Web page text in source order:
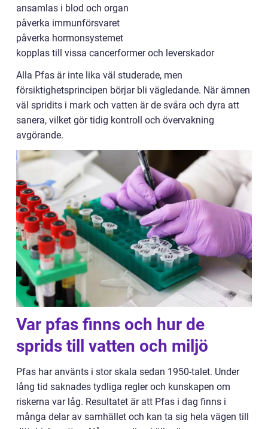
ansamlas i blod och organ
påverka immunförsvaret
påverka hormonsystemet
kopplas till vissa cancerformer och leverskador
Alla Pfas är inte lika väl studerade, men
försiktighetsprincipen börjar bli vägledande. När ämnen
väl spridits i mark och vatten är de svåra och dyra att
sanera, vilket gör tidig kontroll och övervakning
avgörande.
Var pfas finns och hur de
sprids till vatten och miljö
Pfas har använts i stor skala sedan 1950-talet. Under
lång tid saknades tydliga regler och kunskapen om
riskerna var låg. Resultatet är att Pfas i dag finns i
många delar av samhället och kan ta sig hela vägen till